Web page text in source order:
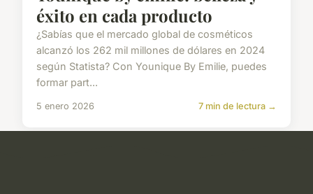
éxito en cada producto
¿Sabías que el mercado global de cosméticos
alcanzó los 262 mil millones de dólares en 2024
según Statista? Con Younique By Emilie, puedes
formar part...
5 enero 2026 7 min de lectura →